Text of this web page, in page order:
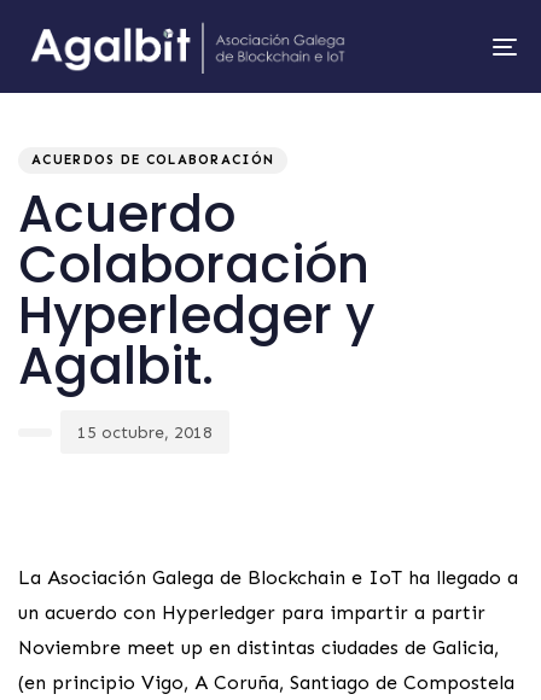
ACUERDOS DE COLABORACIÓN
Acuerdo
Colaboración
Hyperledger y
Agalbit.
15 octubre, 2018
La Asociación Galega de Blockchain e IoT ha llegado a
un acuerdo con Hyperledger para impartir a partir
Noviembre meet up en distintas ciudades de Galicia,
(en principio Vigo, A Coruña, Santiago de Compostela